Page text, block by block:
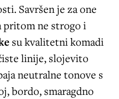
Savršen je za one
pritom ne strogo i
su kvalitetni komadi
linije, slojevito
neutralne tonove s
bordo, smaragdno